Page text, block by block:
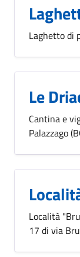
Laghetto di
Le
Cantina e
Palazzago
Località
17 di via